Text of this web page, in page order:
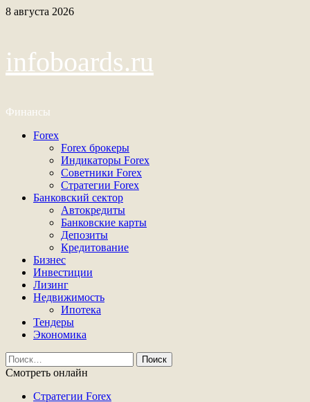
Перейти
8 августа 2026
infoboards.ru
Финансы
Основное
Forex
Forex брокеры
Индикаторы Forex
Советники Forex
Стратегии Forex
Банковский сектор
Автокредиты
Банковские карты
Депозиты
Кредитование
Бизнес
Инвестиции
Лизинг
Недвижимость
Ипотека
Тендеры
Экономика
Найти:
Смотреть онлайн
Стратегии Forex